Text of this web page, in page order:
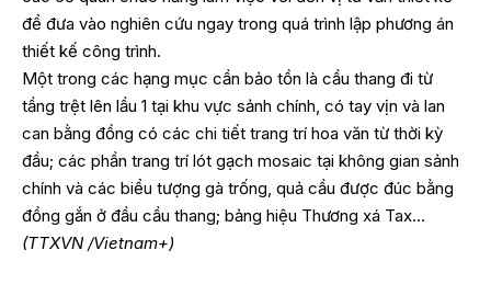
để đưa vào nghiên cứu ngay trong quá trình lập phương án
thiết kế công trình.
Một trong các hạng mục cần bảo tồn là cầu thang đi từ
tầng trệt lên lầu 1 tại khu vực sảnh chính, có tay vịn và lan
can bằng đồng có các chi tiết trang trí hoa văn từ thời kỳ
đầu; các phần trang trí lót gạch mosaic tại không gian sảnh
chính và các biểu tượng gà trống, quả cầu được đúc bằng
đồng gắn ở đầu cầu thang; bảng hiệu Thương xá Tax…
(TTXVN /Vietnam+)